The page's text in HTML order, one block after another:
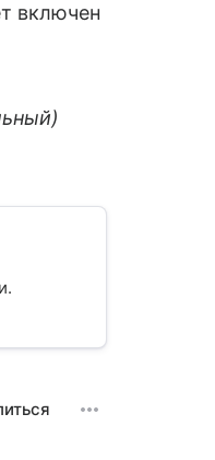
включен